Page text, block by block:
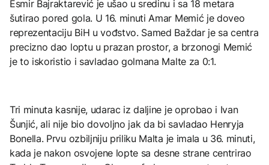
Esmir Bajraktarević je ušao u sredinu i sa 18 metara
šutirao pored gola. U 16. minuti Amar Memić je doveo
reprezentaciju BiH u vođstvo. Samed Baždar je sa centra
precizno dao loptu u prazan prostor, a brzonogi Memić
je to iskoristio i savladao golmana Malte za 0:1.
Tri minuta kasnije, udarac iz daljine je oprobao i Ivan
Šunjić, ali nije bio dovoljno jak da bi savladao Henryja
Bonella. Prvu ozbiljniju priliku Malta je imala u 36. minuti,
kada je nakon osvojene lopte sa desne strane centrirao